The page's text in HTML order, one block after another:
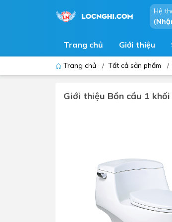
Hệ
Trang chủ Giới thiệu
Vòi chậu - vòi hồ - vòi gắn
Máy sấy tay
Lavabo tủ - Lavabo kính
Trang chủ / Tất cả sản phẩm /
Giới thiệu Bồn cầu 1